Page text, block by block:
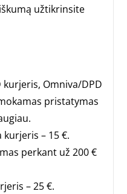
užtikrinsite
kurjeris, Omniva/DPD
pristatymas
– 15 €.
perkant už 200 €
– 25 €.